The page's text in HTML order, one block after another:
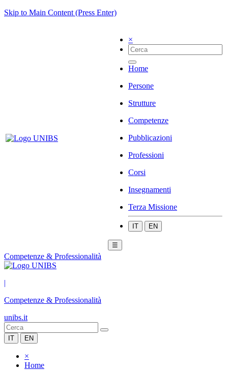
Skip to Main Content (Press Enter)
×
Home
Persone
Strutture
Competenze
Pubblicazioni
Professioni
Corsi
Insegnamenti
Terza Missione
IT EN
☰
Competenze & Professionalità
|
Competenze & Professionalità
unibs.it
IT EN
×
Home